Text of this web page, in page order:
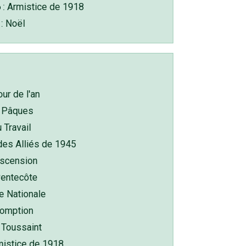
: Armistice de 1918
Noël
de l'an
Travail
Alliés de 1945
Nationale
de 1918